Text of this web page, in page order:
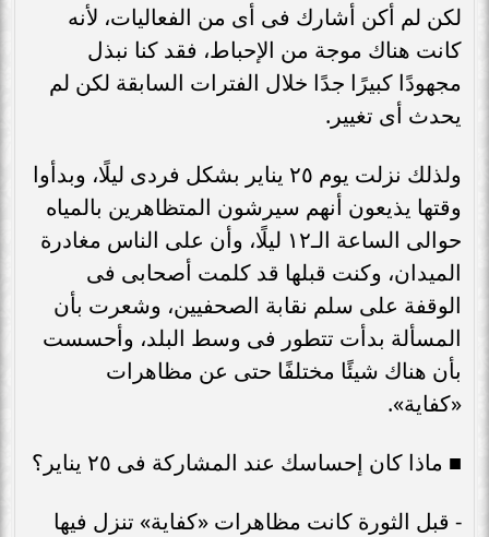
لكن لم أكن أشارك فى أى من الفعاليات، لأنه
كانت هناك موجة من الإحباط، فقد كنا نبذل
مجهودًا كبيرًا جدًا خلال الفترات السابقة لكن لم
يحدث أى تغيير.
ولذلك نزلت يوم ٢٥ يناير بشكل فردى ليلًا، وبدأوا
وقتها يذيعون أنهم سيرشون المتظاهرين بالمياه
حوالى الساعة الـ١٢ ليلًا، وأن على الناس مغادرة
الميدان، وكنت قبلها قد كلمت أصحابى فى
الوقفة على سلم نقابة الصحفيين، وشعرت بأن
المسألة بدأت تتطور فى وسط البلد، وأحسست
بأن هناك شيئًا مختلفًا حتى عن مظاهرات
«كفاية».
■ ماذا كان إحساسك عند المشاركة فى ٢٥ يناير؟
- قبل الثورة كانت مظاهرات «كفاية» تنزل فيها